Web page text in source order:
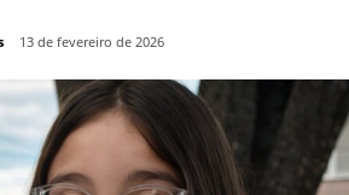
13 de fevereiro de 2026